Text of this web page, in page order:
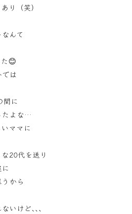
り（笑）
んて
😊
は
間に
たよな…
ママに
20代を送り
から
いけど､､､